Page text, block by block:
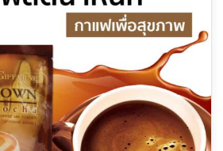
ละการแก้ปัญหา ▾
ดน้ำหนัก ▾
ความงาม ▾
หน้ารวมสินค้า